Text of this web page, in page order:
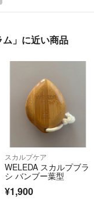
」に近い商品
スカルプケア
WELEDA スカルプブラ
シ バンブー葉型
¥1,900